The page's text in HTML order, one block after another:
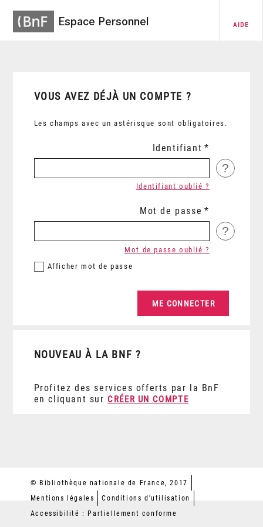
Espace Personnel AIDE
VOUS AVEZ DÉJÀ UN COMPTE ?
Les champs avec un astérisque sont obligatoires.
Identifiant
?
Identifiant oublié ?
Mot de passe
?
Afficher mot de passe
Mot de passe oublié ?
NOUVEAU À LA BNF ?
Profitez des services offerts par la BnF
en cliquant sur CRÉER UN COMPTE
© Bibliothèque nationale de France, 2017
Mentions légales
Conditions d'utilisation
Accessibilité : Partiellement conforme